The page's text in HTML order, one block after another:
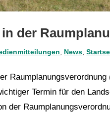
der
News ,
Termin für den
der